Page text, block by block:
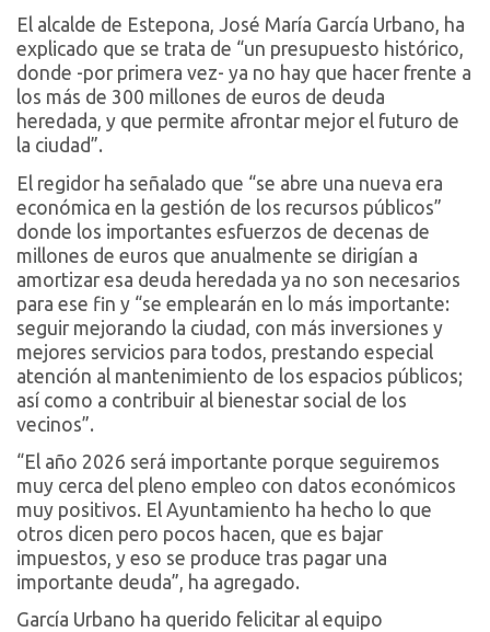
El alcalde de Estepona, José María García Urbano, ha
explicado que se trata de “un presupuesto histórico,
donde -por primera vez- ya no hay que hacer frente a
los más de 300 millones de euros de deuda
heredada, y que permite afrontar mejor el futuro de
la ciudad”.
El regidor ha señalado que “se abre una nueva era
económica en la gestión de los recursos públicos”
donde los importantes esfuerzos de decenas de
millones de euros que anualmente se dirigían a
amortizar esa deuda heredada ya no son necesarios
para ese fin y “se emplearán en lo más importante:
seguir mejorando la ciudad, con más inversiones y
mejores servicios para todos, prestando especial
atención al mantenimiento de los espacios públicos;
así como a contribuir al bienestar social de los
vecinos”.
“El año 2026 será importante porque seguiremos
muy cerca del pleno empleo con datos económicos
muy positivos. El Ayuntamiento ha hecho lo que
otros dicen pero pocos hacen, que es bajar
impuestos, y eso se produce tras pagar una
importante deuda”, ha agregado.
García Urbano ha querido felicitar al equipo